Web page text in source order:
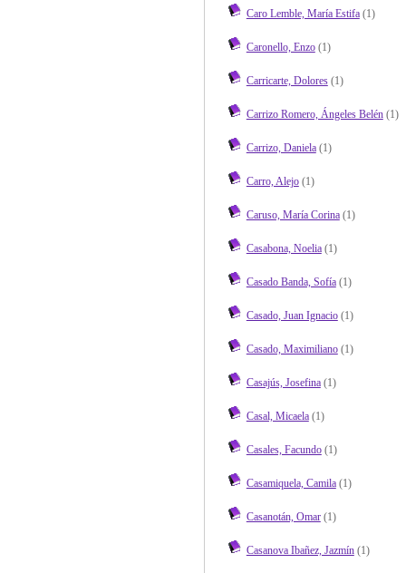
Caro Lemble, María Estifa(1)
Caronello, Enzo(1)
Carricarte, Dolores(1)
Carrizo Romero, Ángeles Belén(1)
Carrizo, Daniela(1)
Carro, Alejo(1)
Caruso, María Corina(1)
Casabona, Noelia(1)
Casado Banda, Sofía(1)
Casado, Juan Ignacio(1)
Casado, Maximiliano(1)
Casajús, Josefina(1)
Casal, Micaela(1)
Casales, Facundo(1)
Casamiquela, Camila(1)
Casanotán, Omar(1)
Casanova Ibañez, Jazmín(1)